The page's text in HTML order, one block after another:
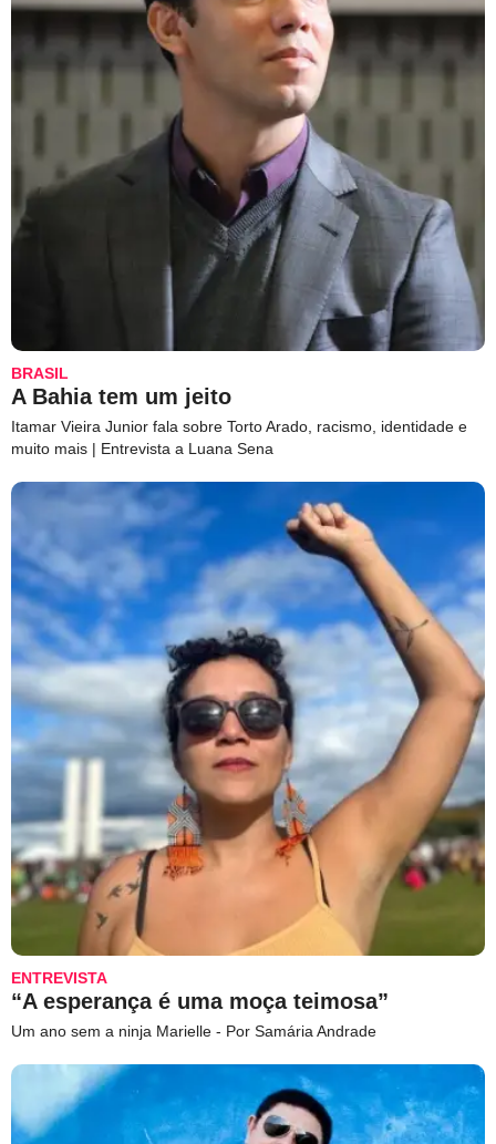
BRASIL
A Bahia tem um jeito
Itamar Vieira Junior fala sobre Torto Arado, racismo, identidade e
muito mais | Entrevista a Luana Sena
ENTREVISTA
“A esperança é uma moça teimosa”
Um ano sem a ninja Marielle - Por Samária Andrade